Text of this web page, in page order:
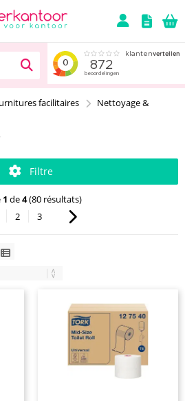
facilitaires
Nettoyage &
Filtre
1 de4(80 résultats)
2 3